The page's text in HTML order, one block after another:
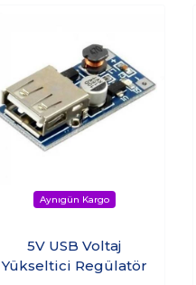
5V USB Voltaj
Yükseltici Regülatör